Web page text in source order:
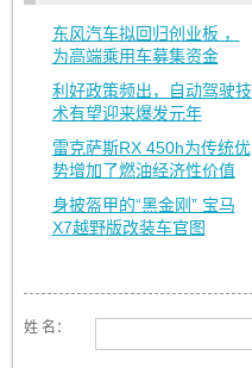
东风汽车拟回归创业板 ，
为高端乘用车募集资金
利好政策频出，自动驾驶技
术有望迎来爆发元年
雷克萨斯RX 450h为传统优
势增加了燃油经济性价值
身披盔甲的“黑金刚” 宝马
X7越野版改装车官图
姓 名：